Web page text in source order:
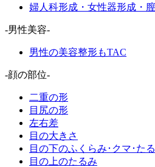
婦人科形成・女性器形成・
-男性美容-
男性の美容整形もTAC
-顔の部位-
二重の形
目尻の形
左右差
目の大きさ
目の下のふくらみ･クマ･た
目の上のたるみ